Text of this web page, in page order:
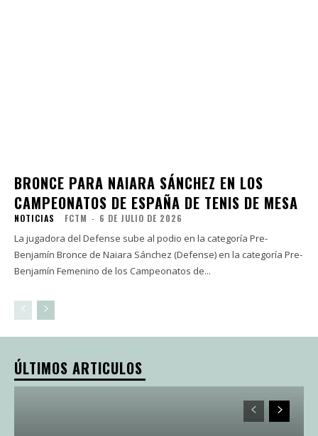
BRONCE PARA NAIARA SÁNCHEZ EN LOS
CAMPEONATOS DE ESPAÑA DE TENIS DE MESA
NOTICIAS FCTM - 6 DE JULIO DE 2026
La jugadora del Defense sube al podio en la categoría Pre-
Benjamín Bronce de Naiara Sánchez (Defense) en la categoría Pre-
Benjamín Femenino de los Campeonatos de...
ÚLTIMOS ARTICULOS